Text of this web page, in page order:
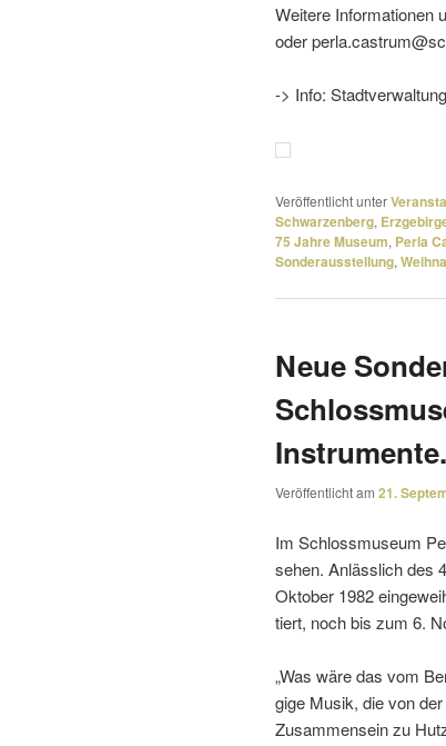
Weitere Informationen
oder
-> Info:
Veröffentlicht unter
Schwarzenberg,
75 Jahre Museum, Perla
Sonderausstellung,
Neue
Veröffentlicht am 21.
Im Schlossmuseum
sehen. Anlässlich des
Oktober 1982
tiert, noch bis zum 6.
„Was wäre das vom
gige Musik, die von
Zusammensein zu